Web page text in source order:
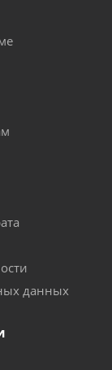
данных